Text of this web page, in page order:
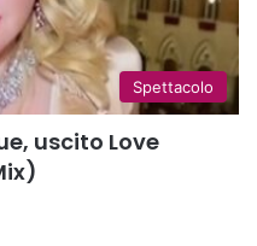
Spettacolo
uscito Love